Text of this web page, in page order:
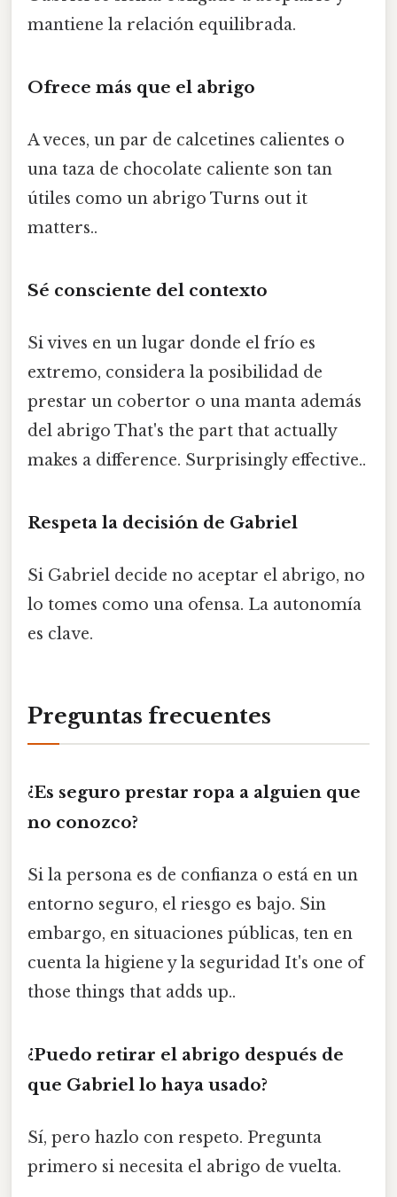
mantiene la relación equilibrada.
Ofrece más que el abrigo
A veces, un par de calcetines calientes o
una taza de chocolate caliente son tan
útiles como un abrigo Turns out it
matters..
Sé consciente del contexto
Si vives en un lugar donde el frío es
extremo, considera la posibilidad de
prestar un cobertor o una manta además
del abrigo That's the part that actually
makes a difference. Surprisingly effective..
Respeta la decisión de Gabriel
Si Gabriel decide no aceptar el abrigo, no
lo tomes como una ofensa. La autonomía
es clave.
Preguntas frecuentes
¿Es seguro prestar ropa a alguien que
no conozco?
Si la persona es de confianza o está en un
entorno seguro, el riesgo es bajo. Sin
embargo, en situaciones públicas, ten en
cuenta la higiene y la seguridad It's one of
those things that adds up..
¿Puedo retirar el abrigo después de
que Gabriel lo haya usado?
Sí, pero hazlo con respeto. Pregunta
primero si necesita el abrigo de vuelta.